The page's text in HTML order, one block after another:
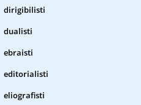
dirigibilisti
dualisti
ebraisti
editorialisti
eliografisti